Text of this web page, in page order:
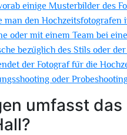
einige Musterbilder des
man den Hochzeitsfotografen
oder mit einem Team bei
bezüglich des Stils oder
der Fotograf für die
oder
umfasst